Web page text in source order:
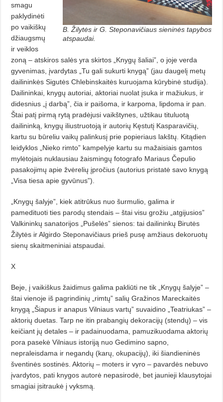
B. Žilytės ir G. Steponavičiaus sieninės tapybos
atspaudai.
smagu
paklydinėti
po vaikiškų
džiaugsmų
ir veiklos
zoną – atskiros salės yra skirtos „Knygų šaliai”, o joje verda
gyvenimas, įvardytas „Tu gali sukurti knygą” (jau daugelį metų
dailininkės Sigutės Chlebinskaitės kuruojama kūrybinė studija).
Dailininkai, knygų autoriai, aktoriai nuolat įsuka ir mažiukus, ir
didesnius „į darbą”, čia ir paišoma, ir karpoma, lipdoma ir pan.
Štai patį pirmą rytą pradėjusi vaikštynes, užtikau tituluotą
dailininką, knygų iliustruotoją ir autorių Kęstutį Kasparavičių,
kartu su būreliu vaikų palinkusį prie popieriaus lakštų. Kitądien
leidyklos „Nieko rimto” kampelyje kartu su mažaisiais gamtos
mylėtojais nuklausiau žaismingų fotografo Mariaus Čepulio
pasakojimų apie žvėrelių įpročius (autorius pristatė savo knygą
„Visa tiesa apie gyvūnus”).
„Knygų šalyje”, kiek atitrūkus nuo šurmulio, galima ir
pamedituoti ties parodų stendais – štai visu grožiu „atgijusios”
Valkininkų sanatorijos „Pušelės” sienos: tai dailininkų Birutės
Žilytės ir Algirdo Steponavičiaus prieš pusę amžiaus dekoruotų
sienų skaitmeniniai atspaudai.
X
Beje, į vaikiškus žaidimus galima pakliūti ne tik „Knygų šalyje” –
štai vienoje iš pagrindinių „rimtų” salių Gražinos Mareckaitės
knygą „Šiapus ir anapus Vilniaus vartų” suvaidino „Teatriukas” –
aktorių duetas. Tarp ne itin prabangių dekoracijų (stendų) – vis
keičiant jų detales – ir padainuodama, pamuzikuodama aktorių
pora pasekė Vilniaus istoriją nuo Gedimino sapno,
nepraleisdama ir negandų (karų, okupacijų), iki šiandieninės
šventinės sostinės. Aktorių – moters ir vyro – pavardės nebuvo
įvardytos, pati knygos autorė nepasirodė, bet jaunieji klausytojai
smagiai įsitraukė į vyksmą.